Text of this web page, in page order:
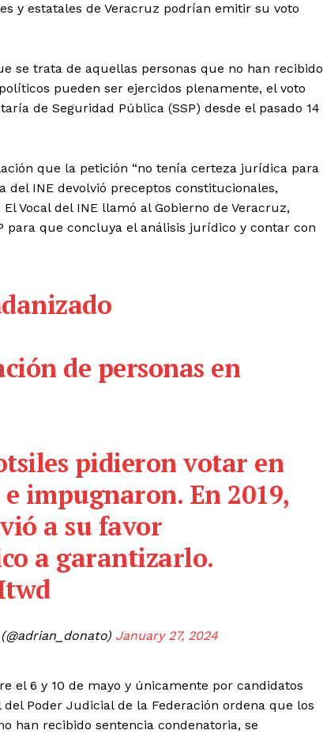
Guanajuato Guerrero
Nayarit Morelos
y estatales de Veracruz podrían emitir su voto
se trata de aquellas personas que no han recibido
pueden ser ejercidos plenamente, el voto
de Seguridad Pública (SSP) desde el pasado 14
que la petición “no tenía certeza jurídica para
del INE devolvió preceptos constitucionales,
Vocal del INE llamó al Gobierno de Veracruz,
para que concluya el análisis jurídico y contar con
de personas en
pidieron votar en
impugnaron. En 2019,
a su favor
a garantizarlo.
January 27, 2024
el 6 y 10 de mayo y únicamente por candidatos
Poder Judicial de la Federación ordena que los
han recibido sentencia condenatoria, se